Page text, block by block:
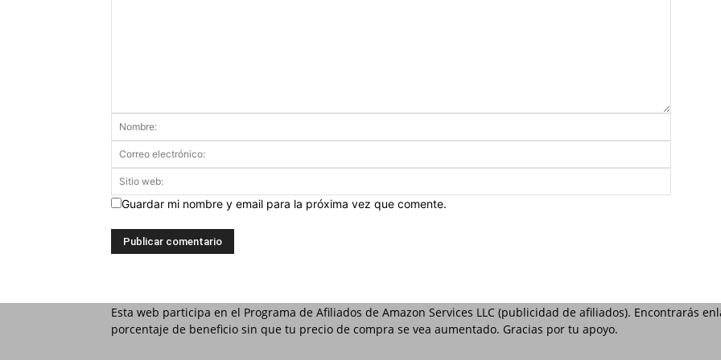
Guardar mi nombre y email para la próxima vez que comente.
Esta web participa en el Programa de Afiliados de Amazon Services LLC (publicidad de afiliados). Encontrarás
porcentaje de beneficio sin que tu precio de compra se vea aumentado. Gracias por tu apoyo.